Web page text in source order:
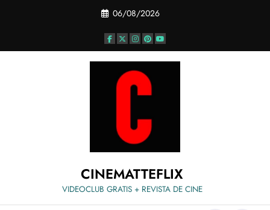
06/08/2026
CINEMATTEFLIX
VIDEOCLUB GRATIS + REVISTA DE CINE